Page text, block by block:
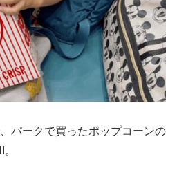
パークで買ったポップコーンの